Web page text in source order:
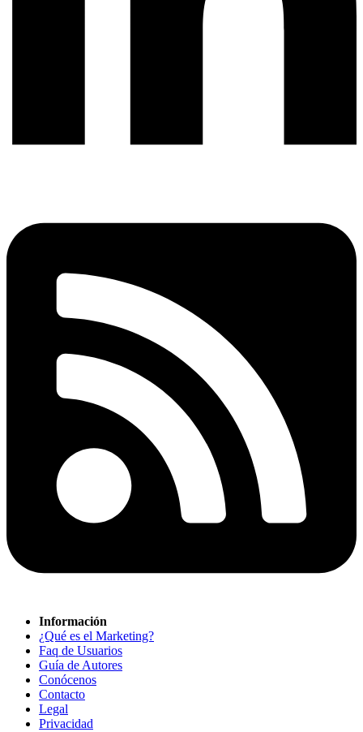
Información
¿Qué es el Marketing?
Faq de Usuarios
Guía de Autores
Conócenos
Contacto
Legal
Privacidad